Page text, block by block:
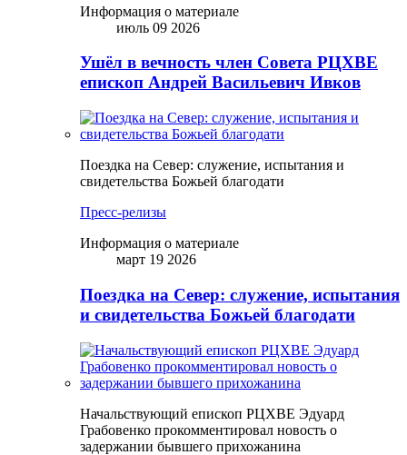
Информация о материале
июль 09 2026
Ушёл в вечность член Совета РЦХВЕ
епископ Андрей Васильевич Ивков
Поездка на Север: служение, испытания и
свидетельства Божьей благодати
Пресс-релизы
Информация о материале
март 19 2026
Поездка на Север: служение, испытания
и свидетельства Божьей благодати
Начальствующий епископ РЦХВЕ Эдуард
Грабовенко прокомментировал новость о
задержании бывшего прихожанина